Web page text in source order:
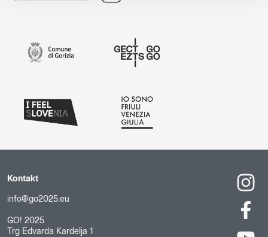
Kontakt
info@go2025.eu
GO! 2025
Trg Edvarda Kardelja 1